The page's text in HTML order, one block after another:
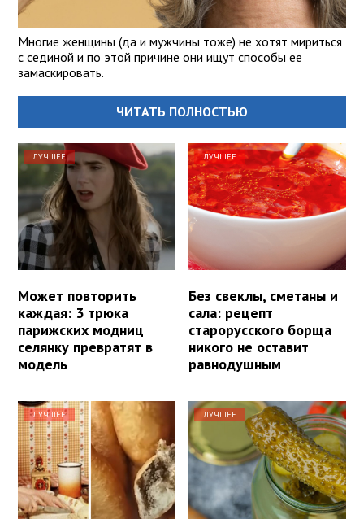
Многие женщины (да и мужчины тоже) не хотят мириться
с сединой и по этой причине они ищут способы ее
замаскировать.
ЧИТАТЬ ПОЛНОСТЬЮ
ЛУЧШЕЕ
Может повторить
каждая: 3 трюка
парижских модниц
селянку превратят в
модель
ЛУЧШЕЕ
Без свеклы, сметаны и
сала: рецепт
старорусского борща
никого не оставит
равнодушным
ЛУЧШЕЕ ЛУЧШЕЕ